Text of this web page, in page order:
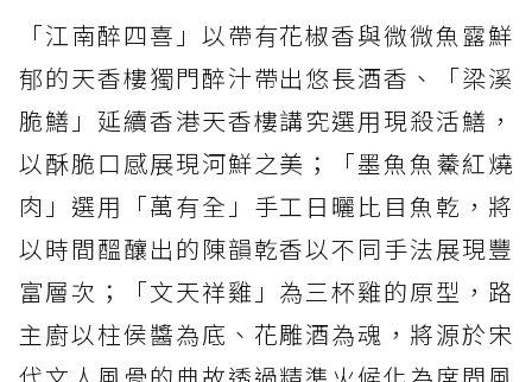
「江南醉四喜」以帶有花椒香與微微魚露鮮
郁的天香樓獨門醉汁帶出悠長酒香、「梁溪
脆鱔」延續香港天香樓講究選用現殺活鱔，
以酥脆口感展現河鮮之美；「墨魚魚鯗紅燒
肉」選用「萬有全」手工日曬比目魚乾，將
以時間醞釀出的陳韻乾香以不同手法展現豐
富層次；「文天祥雞」為三杯雞的原型，路
主廚以柱侯醬為底、花雕酒為魂，將源於宋